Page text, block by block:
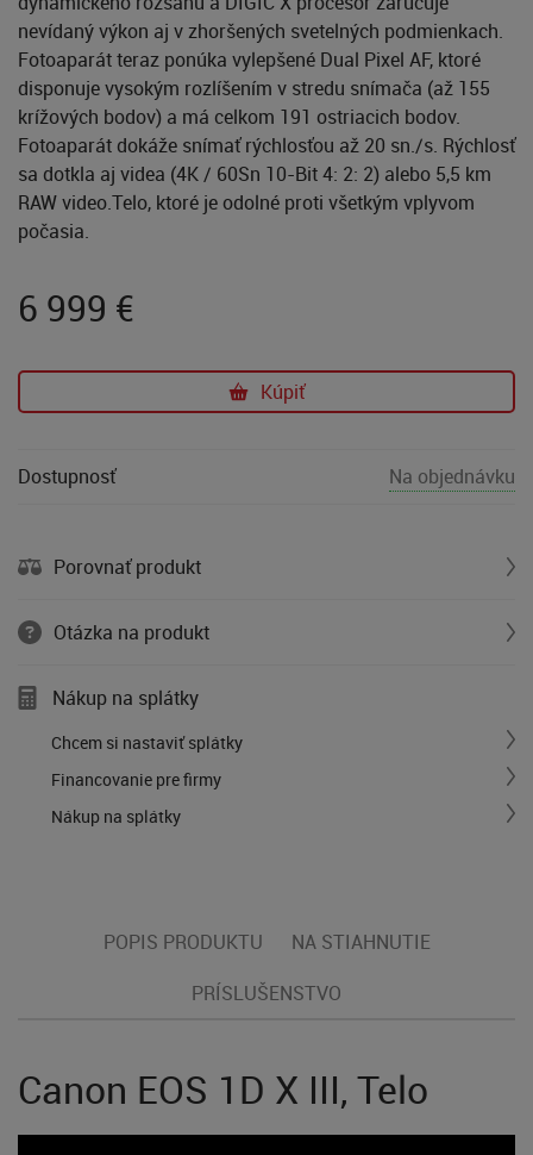
nevídaný výkon aj v zhoršených svetelných podmienkach.
Fotoaparát teraz ponúka vylepšené Dual Pixel AF, ktoré
disponuje vysokým rozlíšením v stredu snímača (až 155
krížových bodov) a má celkom 191 ostriacich bodov.
Fotoaparát dokáže snímať rýchlosťou až 20 sn./s. Rýchlosť
sa dotkla aj videa (4K / 60Sn 10-Bit 4: 2: 2) alebo 5,5 km
RAW video.Telo, ktoré je odolné proti všetkým vplyvom
počasia.
6 999 €
Kúpiť
Dostupnosť Na objednávku
Porovnať produkt
Otázka na produkt
Nákup na splátky
Chcem si nastaviť splátky
Financovanie pre firmy
Nákup na splátky
POPIS PRODUKTU
NA STIAHNUTIE
PRÍSLUŠENSTVO
Canon EOS 1D X III, Telo